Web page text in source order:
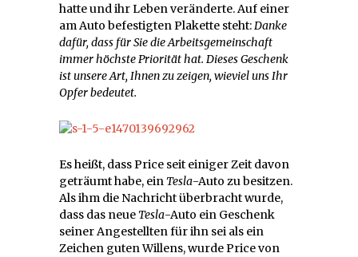
hatte und ihr Leben veränderte. Auf einer
am Auto befestigten Plakette steht:Danke
dafür, dass für Sie die Arbeitsgemeinschaft
immer höchste Priorität hat. Dieses Geschenk
ist unsere Art, Ihnen zu zeigen, wieviel uns Ihr
Opfer bedeutet.
Es heißt, dass Price seit einiger Zeit davon
geträumt habe, ein Tesla-Auto zu besitzen.
Als ihm die Nachricht überbracht wurde,
dass das neue Tesla-Auto ein Geschenk
seiner Angestellten für ihn sei als ein
Zeichen guten Willens, wurde Price von